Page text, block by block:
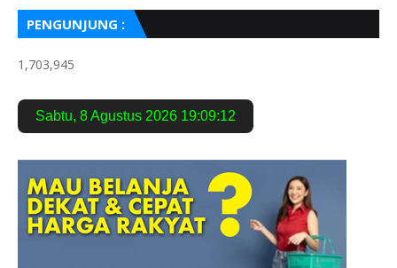
PENGUNJUNG :
1,703,945
Sabtu, 8 Agustus 2026 19:09:13